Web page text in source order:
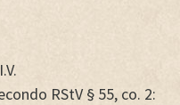
RStV § 55, co. 2: